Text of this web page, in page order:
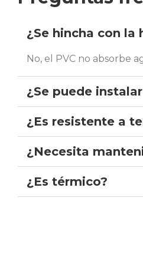
¿Se hincha con la
No, el PVC no absorbe
¿Se puede
¿Es resistente a
¿Necesita
¿Es térmico?